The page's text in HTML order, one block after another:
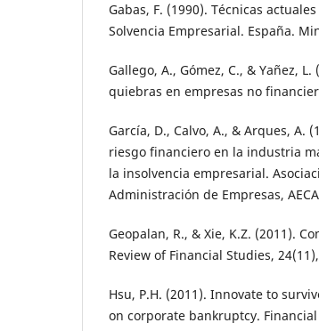
Gabas, F. (1990). Técnicas
Solvencia Empresarial. España.
Gallego, A., Gómez, C., & Yañez,
quiebras en empresas no
García, D., Calvo, A., & Arques, A.
riesgo financiero en la industria
la insolvencia empresarial.
Administración de Empresas,
Geopalan, R., & Xie, K.Z. (2011).
Review of Financial Studies,
Hsu, P.H. (2011). Innovate to
on corporate bankruptcy.